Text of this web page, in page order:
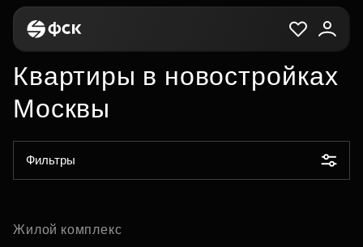
Квартиры в новостройках
Москвы
Фильтры
Жилой комплекс